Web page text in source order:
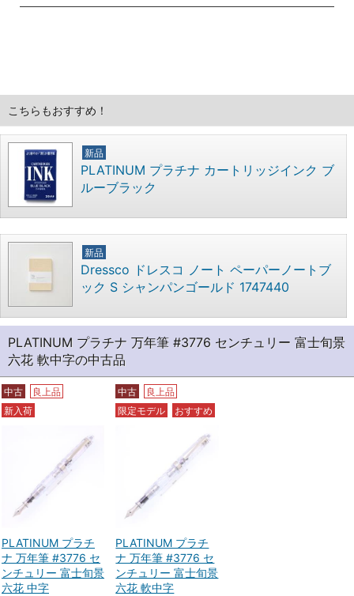
こちらもおすすめ！
新品
PLATINUM プラチナ カートリッジインク ブ
ルーブラック
新品
Dressco ドレスコ ノート ペーパーノートブ
ック S シャンパンゴールド 1747440
PLATINUM プラチナ 万年筆 #3776 センチュリー 富士旬景
六花 軟中字の中古品
中古
良上品
新入荷
PLATINUM プラチ
ナ 万年筆 #3776 セ
ンチュリー 富士旬景
六花 中字
中古
良上品
限定モデル
おすすめ
PLATINUM プラチ
ナ 万年筆 #3776 セ
ンチュリー 富士旬景
六花 軟中字